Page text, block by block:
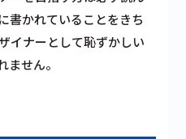
書かれていることをきち
イナーとして恥ずかしい
ません。